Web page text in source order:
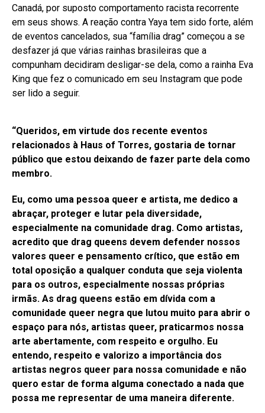
Canadá, por suposto comportamento racista recorrente
em seus shows. A reação contra Yaya tem sido forte, além
de eventos cancelados, sua “família drag” começou a se
desfazer já que várias rainhas brasileiras que a
compunham decidiram desligar-se dela, como a rainha Eva
King que fez o comunicado em seu Instagram que pode
ser lido a seguir.
“Queridos, em virtude dos recente eventos
relacionados à Haus of Torres, gostaria de tornar
público que estou deixando de fazer parte dela como
membro.
Eu, como uma pessoa queer e artista, me dedico a
abraçar, proteger e lutar pela diversidade,
especialmente na comunidade drag. Como artistas,
acredito que drag queens devem defender nossos
valores queer e pensamento crítico, que estão em
total oposição a qualquer conduta que seja violenta
para os outros, especialmente nossas próprias
irmãs. As drag queens estão em dívida com a
comunidade queer negra que lutou muito para abrir o
espaço para nós, artistas queer, praticarmos nossa
arte abertamente, com respeito e orgulho. Eu
entendo, respeito e valorizo ​​a importância dos
artistas negros queer para nossa comunidade e não
quero estar de forma alguma conectado a nada que
possa me representar de uma maneira diferente.